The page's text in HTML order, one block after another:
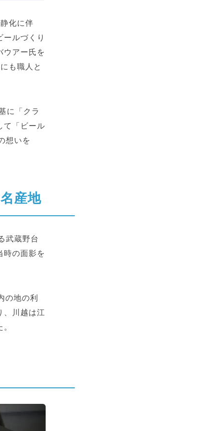
化に伴
ルづくり
ウアー氏を
も職人と
に「クラ
て「ビール
想いを
産地
武蔵野台
時の面影を
の地の利
、川越は江